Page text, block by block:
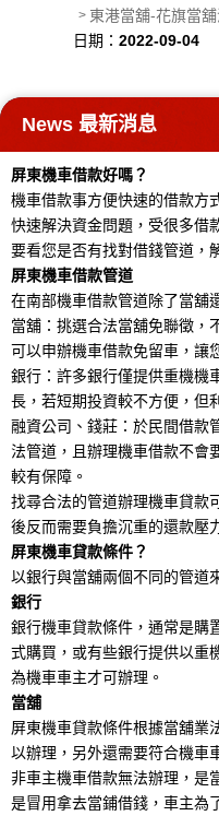
東港當舖-花旗當
日期：2022-09-04
News 最新消息
屏東機車借款好嗎？
機車借款事方便快速的借款方
快速解決資金問題，受很多借
要看您是否有找對借錢管道，
屏東機車借款管道
在南部機車借款管道除了當舖
當舖：挑選合法當舖免聯徵，
可以申辦機車借款免留車，讓
銀行：許多銀行僅提供重機機
長，若短期投資較不方便，但
融資公司、錢莊：於民間借款
法管道，且辦理機車借款不會
較有保障。
找尋合法的管道辦理機車貸款
後反而需要負擔沉重的還款壓
屏東機車貸款條件？
以銀行與當舖兩個不同的管道
銀行
銀行機車貸款條件，通常是購
式購買，或有些銀行提供以重
為機車車主才可辦理。
當舖
屏東機車貸款條件根據當舖業
以辦理，另外還需要符合機車
非車主機車借款無法辦理，是
是冒用拿去當鋪借錢，車主為